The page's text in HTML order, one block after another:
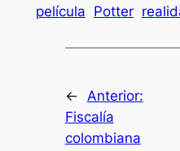
película Potter
←
Anterior:
Fiscalía
colombiana